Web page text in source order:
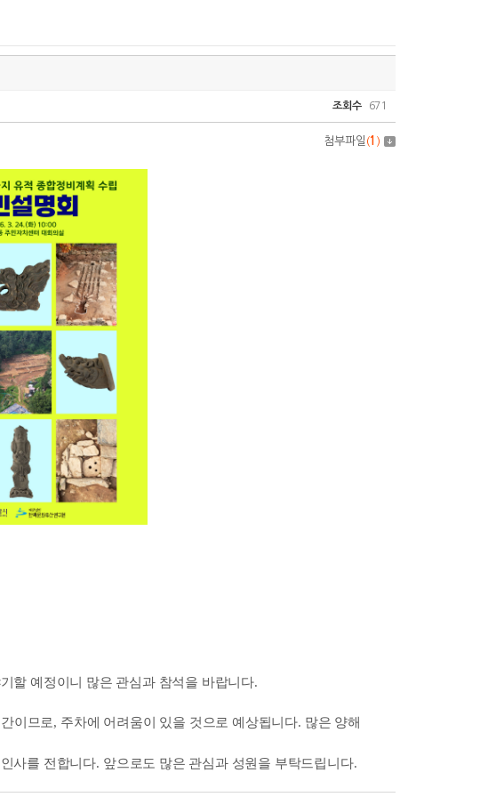
조회수 671
첨부파일 (1 )
할 예정이니 많은 관심과 참석을 바랍니다.
이므로, 주차에 어려움이 있을 것으로 예상됩니다. 많은 양해
사를 전합니다. 앞으로도 많은 관심과 성원을 부탁드립니다.